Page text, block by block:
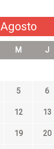
Agosto
M J
5 6
12 13
19 20